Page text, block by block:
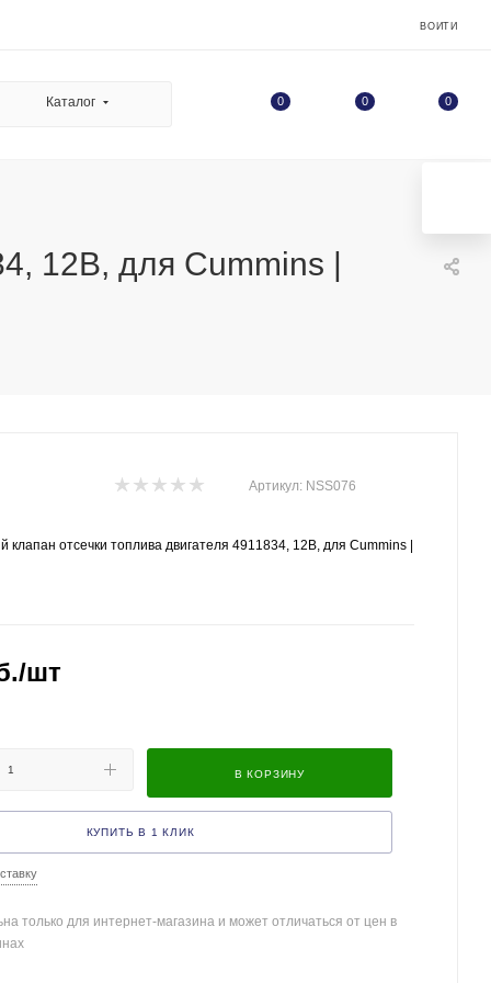
ВОЙТИ
Каталог 0 0 0
12В, для Cummins |
Артикул: NSS076
клапан отсечки топлива двигателя 4911834, 12В, для Cummins |
/шт
В КОРЗИНУ
КУПИТЬ В 1 КЛИК
только для интернет-магазина и может отличаться от цен в